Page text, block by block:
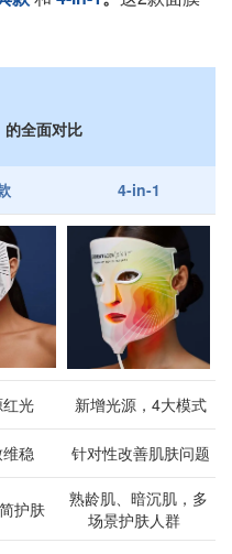
全面对比
4-in-1
光 新增光源，4大模式
稳 针对性改善肌肤问题
护肤
熟龄肌、暗沉肌，多
场景护肤人群